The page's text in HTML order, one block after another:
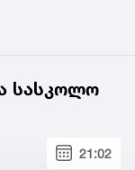
სასკოლო
21:02